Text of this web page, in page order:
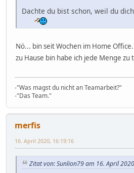
Dachte du bist schon, weil du
Nö... bin seit Wochen im Home
zu Hause bin habe ich jede Menge zu
-"Was magst du nicht an Teamarbeit?"
-"Das Team."
merfis
16. April 2020, 16:19:16
Zitat von: Sunlion79 am 16. April